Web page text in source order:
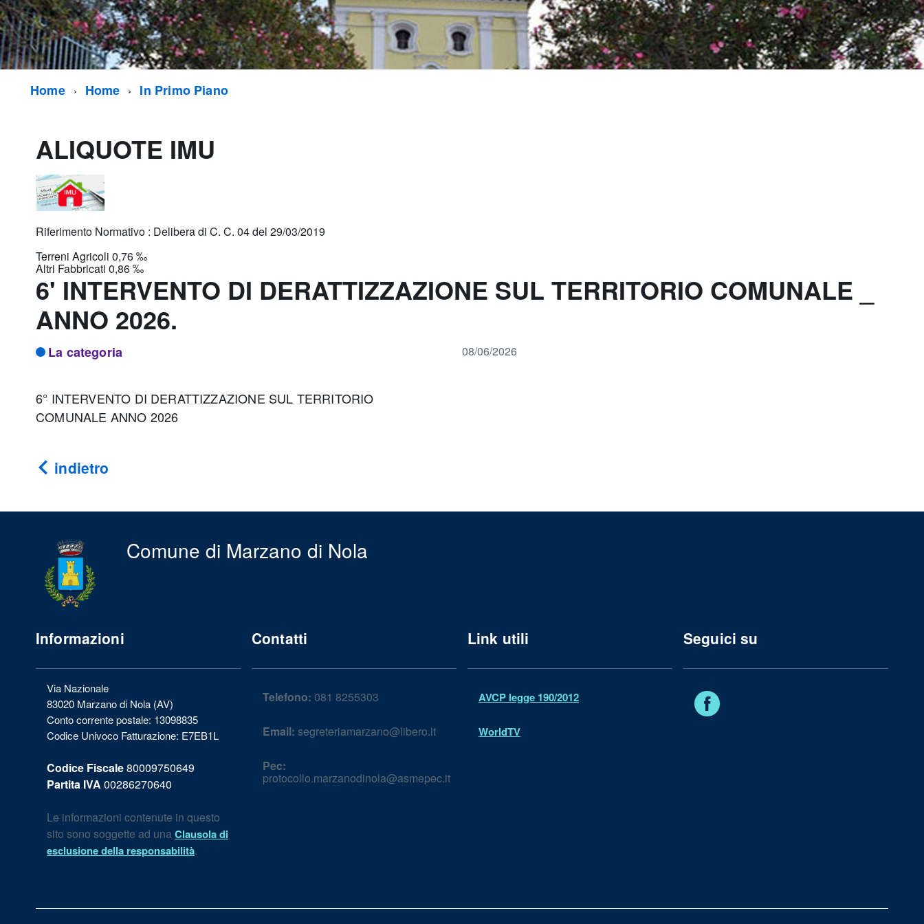
Home Home In Primo Piano
ALIQUOTE IMU
Riferimento Normativo : Delibera di C. C. 04 del 29/03/2019
Terreni Agricoli 0,76 ‰
Altri Fabbricati 0,86 ‰
6' INTERVENTO DI DERATTIZZAZIONE SUL TERRITORIO COMUNALE _
ANNO 2026.
La categoria 08/06/2026
6° INTERVENTO DI DERATTIZZAZIONE SUL TERRITORIO
COMUNALE ANNO 2026
indietro
Comune di Marzano di Nola
Informazioni
Via Nazionale
83020 Marzano di Nola (AV)
Conto corrente postale: 13098835
Codice Univoco Fatturazione: E7EB1L
Codice Fiscale80009750649
Partita IVA 00286270640
Le informazioni contenute in questo
sito sono soggette ad unaClausola di
esclusione della responsabilità.
Contatti
Telefono: 081 8255303
Email: segreteriamarzano@libero.it
Pec:
protocollo.marzanodinola@asmepec.it
Link utili
AVCP legge 190/2012
WorldTV
Seguici su